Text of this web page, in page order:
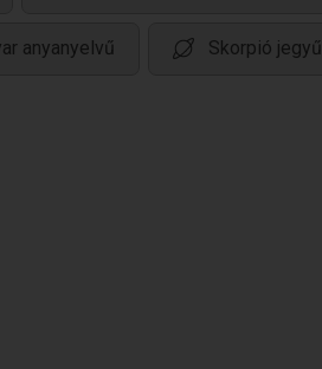
anyanyelvű Skorpió jegyű